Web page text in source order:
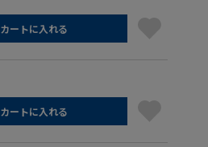
カートに入れる
カートに入れる